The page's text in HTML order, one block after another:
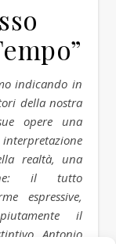
della nostra
opere una
realtà, una
il tutto
espressive,
il